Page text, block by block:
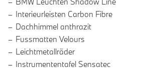
Interieurleisten Carbon Fibre
Dachhimmel anthrazit
Fussmatten Velours
Leichtmetallräder
Instrumententafel Sensatec